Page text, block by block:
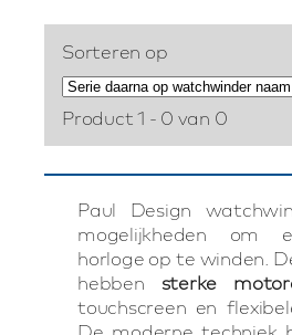
Sorteren op
Product 1 - 0 van 0
Paul Design
mogelijkheden om
horloge op te winden.
hebben sterke
touchscreen en